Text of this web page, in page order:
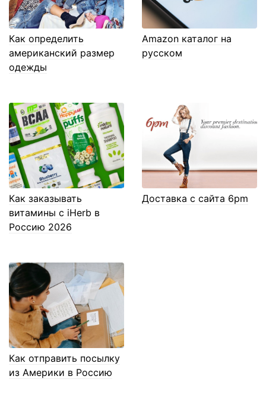
Как определить
американский размер
одежды
Amazon каталог на
русском
Как заказывать
витамины с iHerb в
Россию 2026
Доставка с сайта 6pm
Как отправить посылку
из Америки в Россию